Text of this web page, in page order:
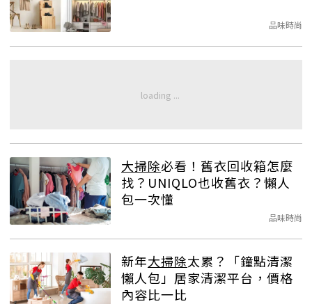
品味時尚
大掃除必看！舊衣回收箱怎麼
找？UNIQLO也收舊衣？懶人
包一次懂
品味時尚
新年大掃除太累？「鐘點清潔
懶人包」居家清潔平台，價格
內容比一比